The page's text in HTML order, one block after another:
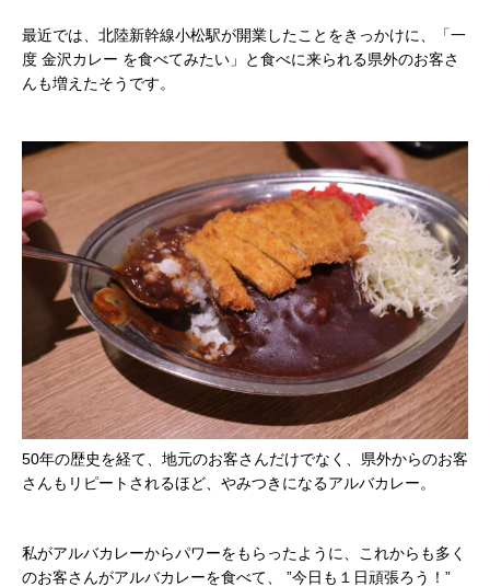
最近では、北陸新幹線小松駅が開業したことをきっかけに、「一
度 金沢カレー を食べてみたい」と食べに来られる県外のお客さ
んも増えたそうです。
50年の歴史を経て、地元のお客さんだけでなく、県外からのお客
さんもリピートされるほど、やみつきになるアルバカレー。
私がアルバカレーからパワーをもらったように、これからも多く
のお客さんがアルバカレーを食べて、 ”今日も１日頑張ろう！”